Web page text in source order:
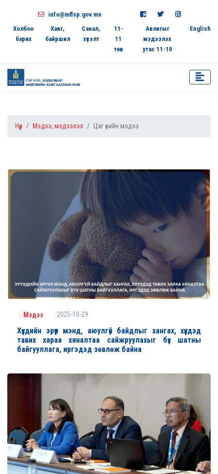
info@mflsp.gov.mn
Холбоо
барих
Хаяг,
байршил
Санал,
хүсэлт
11-
11
төв
Авлигыг
мэдээлэх
утас 11-10
English
Нүүр Мэдээ, мэдээлэл Цаг үеийн мэдээ
Мэдээ 2025-10-29
Хүүхдийн эрүүл мэнд, аюулгүй байдлыг хангах, хүүхдэд
тавих хараа хяналтаа сайжруулахыг бүх шатны
байгууллага, иргэдэд зөвлөж байна